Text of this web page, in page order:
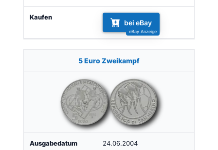
bei eBay
5 Euro Zweikampf
24.06.2004